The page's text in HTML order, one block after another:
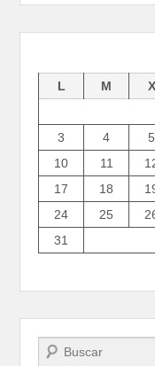
L M X
3
4 5
10
11
17
18
24
25
31
Buscar